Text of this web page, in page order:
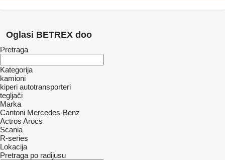
Oglasi BETREX doo
Pretraga
Kategorija
kamioni
kiperi autotransporteri
tegljači
Marka
Cantoni Mercedes-Benz
Actros Arocs
Scania
R-series
Lokacija
Pretraga po radijusu